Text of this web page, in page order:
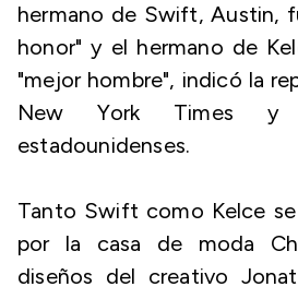
hermano de Swift, Austin,
honor" y el hermano de
"mejor hombre", indicó la
New York Times y
estadounidenses.
Tanto Swift como Kelce
por la casa de moda
diseños del creativo